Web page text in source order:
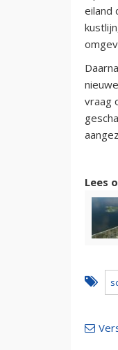
eiland
vraag
Lees